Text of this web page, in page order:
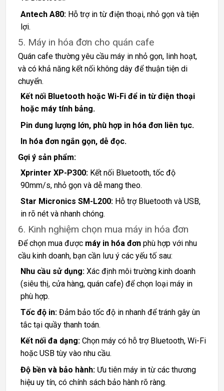
Antech A80:Hỗ trợ in từ điện thoại, nhỏ gọn và tiện
lợi.
5. Máy in hóa đơn cho quán cafe
Quán cafe thường yêu cầu máy in nhỏ gọn, linh hoạt,
và có khả năng kết nối không dây để thuận tiện di
chuyển.
Kết nối Bluetooth hoặc Wi-Fi để in từ điện thoại
hoặc máy tính bảng.
Pin dung lượng lớn, phù hợp in hóa đơn liên tục.
In hóa đơn ngắn gọn, dễ đọc.
Gợi ý sản phẩm:
Xprinter XP-P300:Kết nối Bluetooth, tốc độ
90mm/s, nhỏ gọn và dễ mang theo.
Star Micronics SM-L200:Hỗ trợ Bluetooth và USB,
in rõ nét và nhanh chóng.
6. Kinh nghiệm chọn mua máy in hóa đơn
Để chọn mua được máy in hóa đơn phù hợp với nhu
cầu kinh doanh, bạn cần lưu ý các yếu tố sau:
Nhu cầu sử dụng:Xác định môi trường kinh doanh
(siêu thị, cửa hàng, quán cafe) để chọn loại máy in
phù hợp.
Tốc độ in:Đảm bảo tốc độ in nhanh để tránh gây ùn
tắc tại quầy thanh toán.
Kết nối đa dạng:Chọn máy có hỗ trợ Bluetooth, Wi-Fi
hoặc USB tùy vào nhu cầu.
Độ bền và bảo hành:Ưu tiên máy in từ các thương
hiệu uy tín, có chính sách bảo hành rõ ràng.